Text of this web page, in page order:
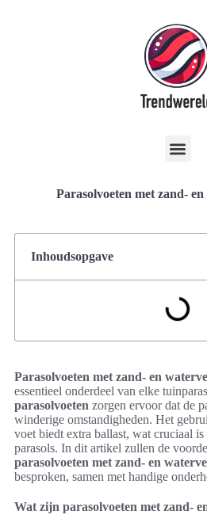
Parasolvoeten met zand-
Inhoudsopgave
Parasolvoeten met zand- en
essentieel onderdeel van elke
parasolvoeten zorgen ervoor dat de
winderige omstandigheden. Het
voet biedt extra ballast, wat cruciaal
parasols. In dit artikel zullen de
parasolvoeten met zand- en
besproken, samen met handige
Wat zijn parasolvoeten met zand-